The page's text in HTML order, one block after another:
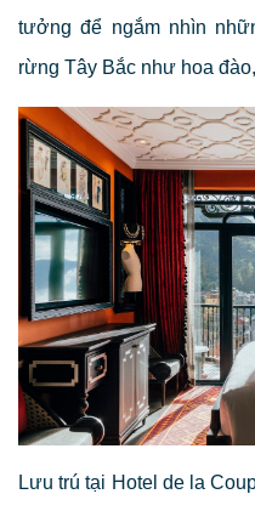
tưởng để ngắm nhìn
rừng Tây Bắc như hoa
Lưu trú tại Hotel de la